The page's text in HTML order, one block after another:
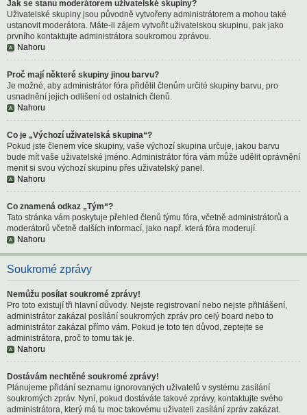
Jak se stanu moderátorem uživatelské skupiny?
Uživatelské skupiny jsou původně vytvořeny administrátorem a mohou také
ustanovit moderátora. Máte-li zájem vytvořit uživatelskou skupinu, pak jako
prvního kontaktujte administrátora soukromou zprávou.
Nahoru
Proč mají některé skupiny jinou barvu?
Je možné, aby administrátor fóra přidělil členům určité skupiny barvu, pro
usnadnění jejich odlišení od ostatních členů.
Nahoru
Co je „Výchozí uživatelská skupina“?
Pokud jste členem více skupiny, vaše výchozí skupina určuje, jakou barvu
bude mít vaše uživatelské jméno. Administrátor fóra vám může udělit oprávnění
menit si svou výchozí skupinu přes uživatelský panel.
Nahoru
Co znamená odkaz „Tým“?
Tato stránka vám poskytuje přehled členů týmu fóra, včetně administrátorů a
moderátorů včetně dalších informací, jako např. která fóra moderují.
Nahoru
Soukromé zprávy
Nemůžu posílat soukromé zprávy!
Pro toto existují tři hlavní důvody. Nejste registrovaní nebo nejste přihlášení,
administrátor zakázal posílání soukromých zpráv pro celý board nebo to
administrátor zakázal přímo vám. Pokud je toto ten důvod, zeptejte se
administrátora, proč to tomu tak je.
Nahoru
Dostávám nechtěné soukromé zprávy!
Plánujeme přidání seznamu ignorovaných uživatelů v systému zasílání
soukromých zpráv. Nyní, pokud dostáváte takové zprávy, kontaktujte svého
administrátora, který má tu moc takovému uživateli zasílání zpráv zakázat.